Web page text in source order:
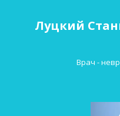
Луцкий
Врач -